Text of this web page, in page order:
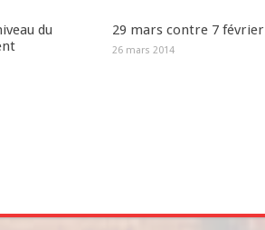
du
29 mars contre 7 février
26 mars 2014